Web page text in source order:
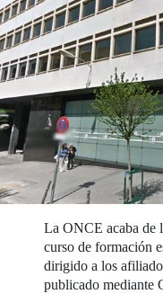
La ONCE acaba de
curso de formación
dirigido a los
publicado mediante